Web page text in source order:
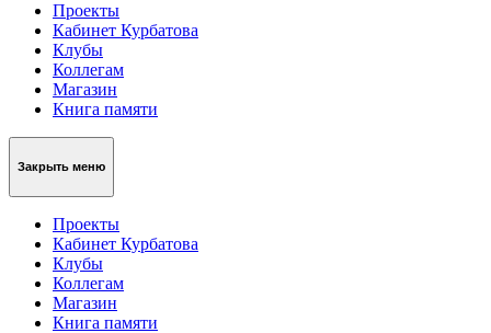
Проекты
Кабинет Курбатова
Клубы
Коллегам
Магазин
Книга памяти
Закрыть меню
Проекты
Кабинет Курбатова
Клубы
Коллегам
Магазин
Книга памяти